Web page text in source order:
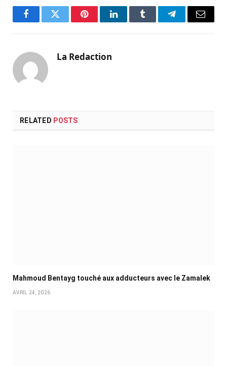
FacebookTwitter PinterestLinkedInTumblr TelegramEmail
La Redaction
RELATED POSTS
Mahmoud Bentayg touché aux adducteurs avec le Zamalek
AVRIL 24, 2026